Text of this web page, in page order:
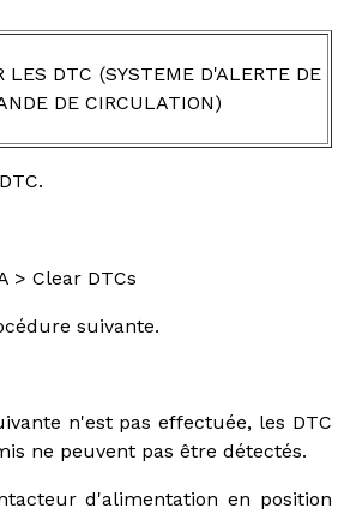
LES DTC (SYSTEME D'ALERTE DE
DE CIRCULATION)
> Clear DTCs
suivante.
n'est pas effectuée, les DTC
ne peuvent pas être détectés.
d'alimentation en position